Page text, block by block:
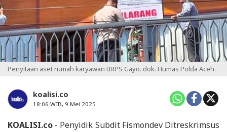
Penyitaan aset rumah karyawan BRPS Gayo. dok. Humas Polda Aceh.
koalisi.co
18:06 WIB, 9 Mei 2025
KOALISI.co - Penyidik Subdit Fismondev Ditreskrimsus